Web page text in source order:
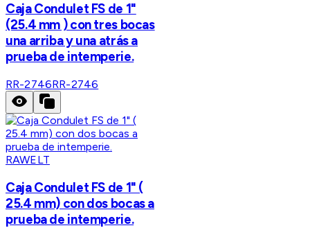
Caja Condulet FS de 1"
(25.4 mm ) con tres bocas
una arriba y una atrás a
prueba de intemperie.
RR-2746RR-2746
RAWELT
Caja Condulet FS de 1" (
25.4 mm) con dos bocas a
prueba de intemperie.